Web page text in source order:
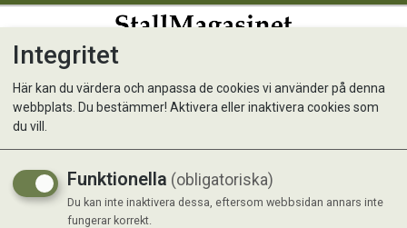
Kunde inte hitta produkten
Integritet
Här kan du värdera och anpassa de cookies vi använder på denna
webbplats. Du bestämmer! Aktivera eller inaktivera cookies som
du vill.
Funktionella (obligatoriska)
Du kan inte inaktivera dessa, eftersom webbsidan annars inte
fungerar korrekt.